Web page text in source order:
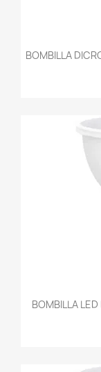
BOMBILLA
BOMBILLA